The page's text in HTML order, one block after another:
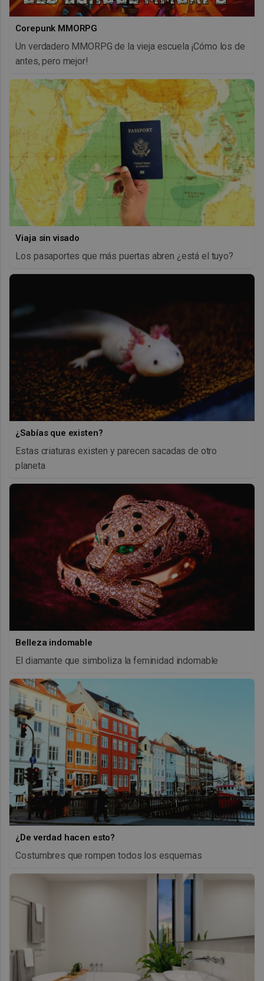
Corepunk MMORPG
Un verdadero MMORPG de la vieja escuela ¡Cómo los de
antes, pero mejor!
Viaja sin visado
Los pasaportes que más puertas abren ¿está el tuyo?
¿Sabías que existen?
Estas criaturas existen y parecen sacadas de otro
planeta
Belleza indomable
El diamante que simboliza la feminidad indomable
¿De verdad hacen esto?
Costumbres que rompen todos los esquemas